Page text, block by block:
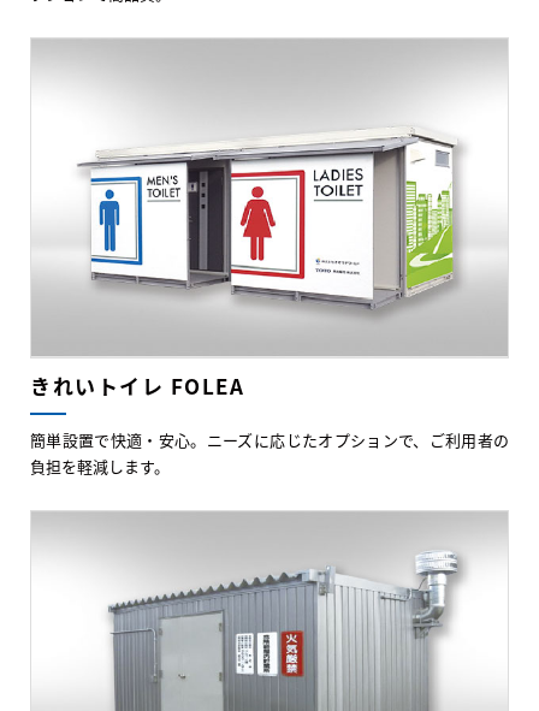
きれいトイレ FOLEA
簡単設置で快適・安心。ニーズに応じたオプションで、ご利用者の
負担を軽減します。